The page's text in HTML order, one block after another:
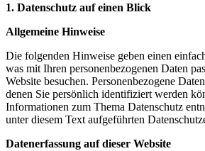
1. Datenschutz auf einen Blick
Allgemeine Hinweise
Die folgenden Hinweise geben einen
was mit Ihren personenbezogenen Daten
Website besuchen. Personenbezogene
denen Sie persönlich identifiziert werden
Informationen zum Thema Datenschutz
unter diesem Text aufgeführten
Datenerfassung auf dieser Website